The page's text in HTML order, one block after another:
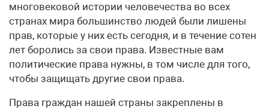
многовековой истории человечества во всех
странах мира большинство людей были лишены
прав, которые у них есть сегодня, и в течение сотен
лет боролись за свои права. Известные вам
политические права нужны, в том числе для того,
чтобы защищать другие свои права.
Права граждан нашей страны закреплены в